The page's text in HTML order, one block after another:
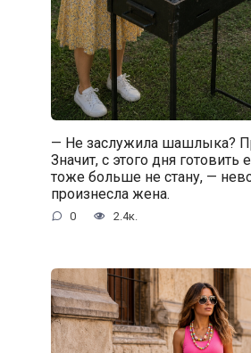
— Не заслужила шашлыка?
Значит, с этого дня готовить
тоже больше не стану, —
произнесла жена.
0 2.4к.